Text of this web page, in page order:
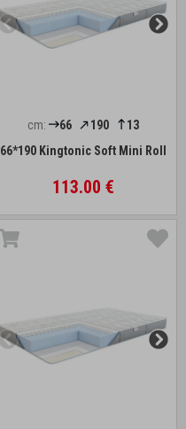
cm: 66 190
13
66*190 Kingtonic Soft Mini Roll
113.00 €